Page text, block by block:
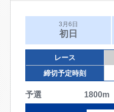
3月6日
初日
レース
締切予定時刻
予選 1800m